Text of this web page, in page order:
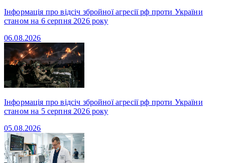
Інформація про відсіч збройної агресії рф проти України
станом на 6 серпня 2026 року
06.08.2026
Інформація про відсіч збройної агресії рф проти України
станом на 5 серпня 2026 року
05.08.2026